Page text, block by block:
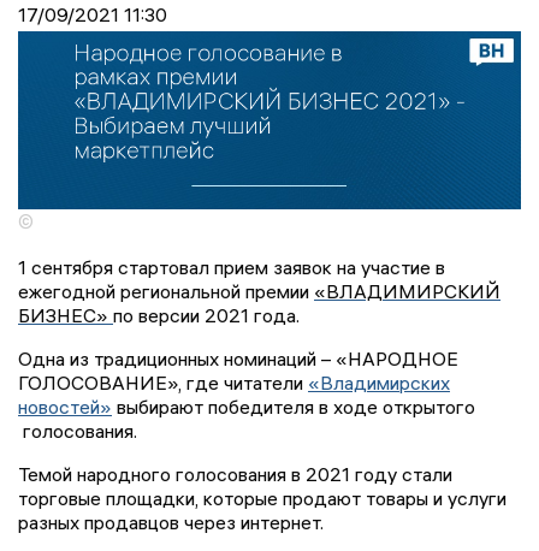
17/09/2021 11:30
©
1 сентября стартовал прием заявок на участие в
ежегодной региональной премии «ВЛАДИМИРСКИЙ
БИЗНЕС» по версии 2021 года.
Одна из традиционных номинаций – «НАРОДНОЕ
ГОЛОСОВАНИЕ», где читатели «Владимирских
новостей» выбирают победителя в ходе открытого
голосования.
Темой народного голосования в 2021 году стали
торговые площадки, которые продают товары и услуги
разных продавцов через интернет.